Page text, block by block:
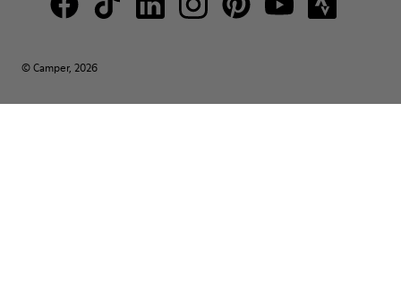
© Camper, 2026